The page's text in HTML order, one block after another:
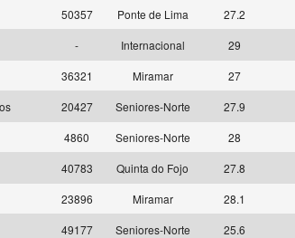
50357 Ponte de Lima 27.2
- Internacional 29
36321 Miramar 27
20427 Seniores-Norte 27.9
4860 Seniores-Norte 28
40783 Quinta do Fojo 27.8
23896 Miramar 28.1
49177 Seniores-Norte 25.6